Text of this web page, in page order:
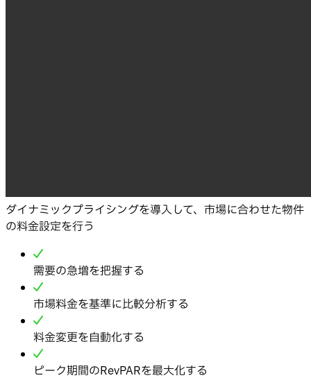
ダイナミックプライシングを導入して、市場に合わせた物件
の料金設定を行う
需要の急増を把握する
市場料金を基準に比較分析する
料金変更を自動化する
ピーク期間のRevPARを最大化する